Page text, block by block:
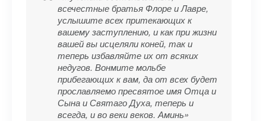
всечестные братья Флоре и Лавре,
услышите всех притекающих к
вашему заступлению, и как при жизни
вашей вы исцеляли коней, так и
теперь избавляйте их от всяких
недугов. Вонмите мольбе
прибегающих к вам, да от всех будет
прославляемо пресвятое имя Отца и
Сына и Святаго Духа, теперь и
всегда, и во веки веков. Аминь»